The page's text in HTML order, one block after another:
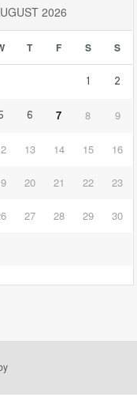
2026
T F S S
1 2
6 7 8 9
13 14 15 16
20 21 22 23
27 28 29 30